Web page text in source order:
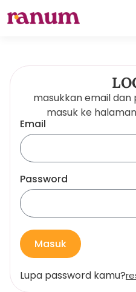
masukkan email
masuk ke
Email
Password
Masuk
Lupa password kamu?